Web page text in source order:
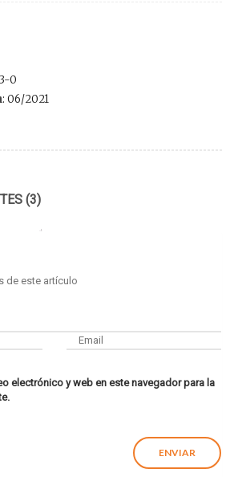
0
: 06/2021
(3)
electrónico y web en este navegador para la